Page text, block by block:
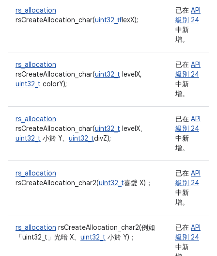
rs_allocation
rsCreateAllocation_char(uint32_tflexX);
已在 API
級別 24
中新
增。
rs_allocation
rsCreateAllocation_char(uint32_t levelX,
uint32_t colorY);
已在 API
級別 24
中新
增。
rs_allocation
rsCreateAllocation_char(uint32_t levelX、
uint32_t 小於 Y、 uint32_tdivZ);
已在 API
級別 24
中新
增。
rs_allocation
rsCreateAllocation_char2(uint32_t喜愛 X)；
已在 API
級別 24
中新
增。
rs_allocation rsCreateAllocation_char2(例如
「uint32_t」 光暗 X、 uint32_t 小於 Y)；
已在 API
級別 24
中新